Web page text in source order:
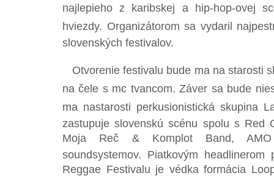
najlepieho z karibskej a hip-hop-ovej
hviezdy. Organizátorom sa vydaril
slovenských festivalov.
Otvorenie festivalu bude ma na starosti
na čele s mc tvancom. Záver sa bude
ma nastarosti perkusionistická skupina
zastupuje slovenskú scénu spolu s Red
Moja Reč & Komplot Band, AMO
soundsystemov. Piatkovým headlinerom
Reggae Festivalu je védka formácia